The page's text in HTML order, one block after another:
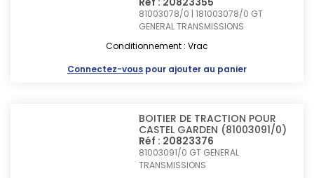
81003078/0 | 181003078/0 GT
GENERAL TRANSMISSIONS
Conditionnement : Vrac
Connectez-vous pour ajouter au panier
BOITIER DE TRACTION POUR
CASTEL GARDEN (81003091/0)
Réf : 20823376
81003091/0 GT GENERAL
TRANSMISSIONS